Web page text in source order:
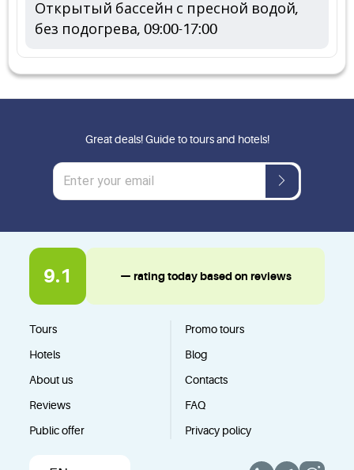
Открытый бассейн с пресной водой,
без подогрева, 09:00-17:00
9.1 — rating today based on reviews
Tours
Promo tours
Hotels
Blog
About us
Contacts
Reviews
FAQ
Public offer
Privacy policy
Great deals! Guide to tours and hotels!